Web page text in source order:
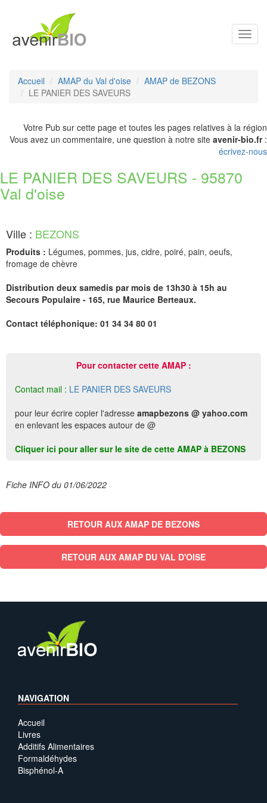
Accueil AMAP du Val d'oise
AMAP de BEZONS
LE PANIER DES SAVEURS
Votre Pub sur cette page et toutes les pages relatives à la région
Vous avez un commentaire, une question à notre site avenir-bio.fr:
écrivez-nous
LE PANIER DES SAVEURS - 95870
Val d'oise
Ville : BEZONS
Produits : Légumes, pommes, jus, cidre, poiré, pain, oeufs,
fromage de chèvre
Distribution deux samedis par mois de 13h30 à 15h au
Secours Populaire - 165, rue Maurice Berteaux.
Contact téléphonique: 01 34 34 80 01
Pour contacter cette AMAP :
Contact mail : LE PANIER DES SAVEURS
pour leur écrire copier l'adresse amapbezons @ yahoo.com
en enlevant les espaces autour de @
Cliquer ici pour aller sur le site de cette AMAP à BEZONS
Fiche INFO du 01/06/2022
RETOUR AUX AMAP DE BEZONS
RETOUR AUX AMAP DU VAL D'OISE
NAVIGATION
Accueil
Livres
Additifs Alimentaires
Formaldéhydes
Bisphénol-A